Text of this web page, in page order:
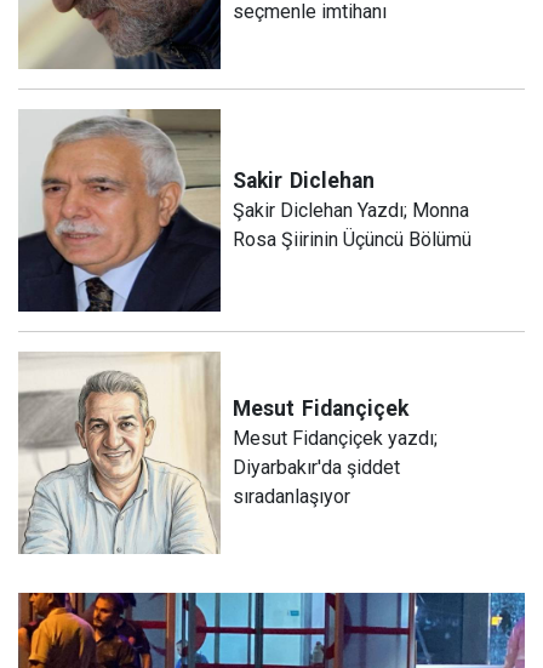
seçmenle imtihanı
Sakir Diclehan
Şakir Diclehan Yazdı; Monna
Rosa Şiirinin Üçüncü Bölümü
Mesut Fidançiçek
Mesut Fidançiçek yazdı;
Diyarbakır'da şiddet
sıradanlaşıyor